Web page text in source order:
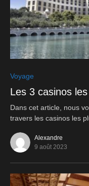
Voyage
Les 3 casinos
Dans cet article, nous
travers les casinos les
Alexandre
9 août 2023